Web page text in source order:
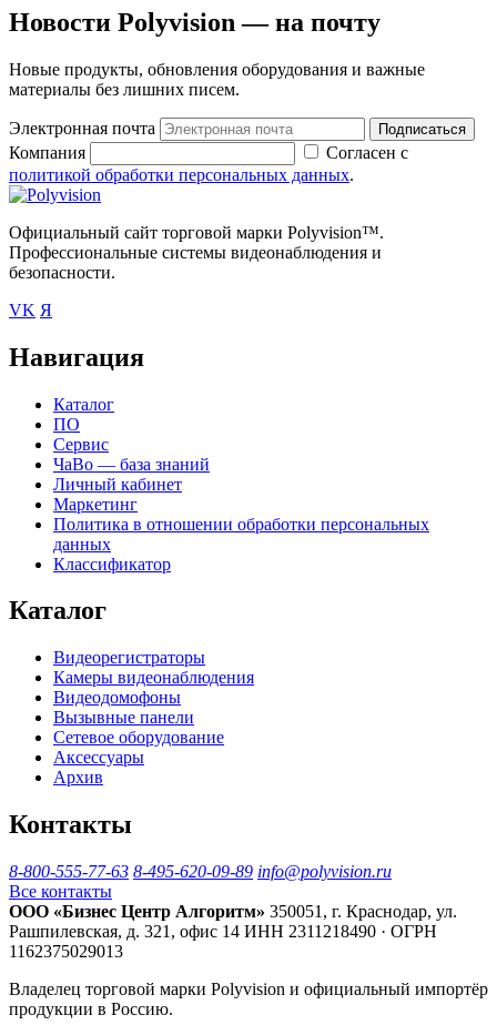
Новости Polyvision — на почту
Новые продукты, обновления оборудования и важные
материалы без лишних писем.
Электронная почта Подписаться
Компания
Согласен с
политикой обработки персональных данных.
Официальный сайт торговой марки Polyvision™.
Профессиональные системы видеонаблюдения и
безопасности.
VK Я
Навигация
Каталог
ПО
Сервис
ЧаВо — база знаний
Личный кабинет
Маркетинг
Политика в отношении обработки персональных
данных
Классификатор
Каталог
Видеорегистраторы
Камеры видеонаблюдения
Видеодомофоны
Вызывные панели
Сетевое оборудование
Аксессуары
Архив
Контакты
8-800-555-77-63 8-495-620-09-89 info@polyvision.ru
Все контакты
ООО «Бизнес Центр Алгоритм» 350051, г. Краснодар, ул.
Рашпилевская, д. 321, офис 14 ИНН 2311218490 · ОГРН
1162375029013
Владелец торговой марки Polyvision и официальный импортёр
продукции в Россию.